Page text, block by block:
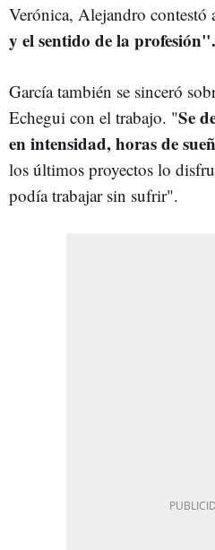
Verónica, Alejandro contestó
y el sentido de la profesión".
García también se sinceró
Echegui con el trabajo. "Se
en intensidad, horas de
los últimos proyectos lo
podía trabajar sin sufrir".